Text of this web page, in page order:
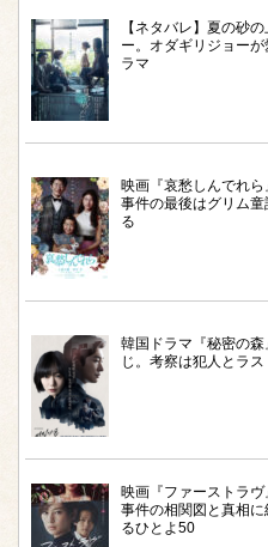
【ネタバレ】夏の砂
ー。オダギリジョー
ラマ
映画『哀愁しんでれ
事件の最後はグリム
る
韓国ドラマ『秘密の
じ。考察は犯人とラス
映画『ファーストラヴ
事件の相関図と真相に
るひとよ50